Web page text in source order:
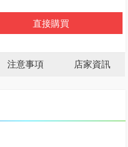
直接購買
注意事項 店家資訊